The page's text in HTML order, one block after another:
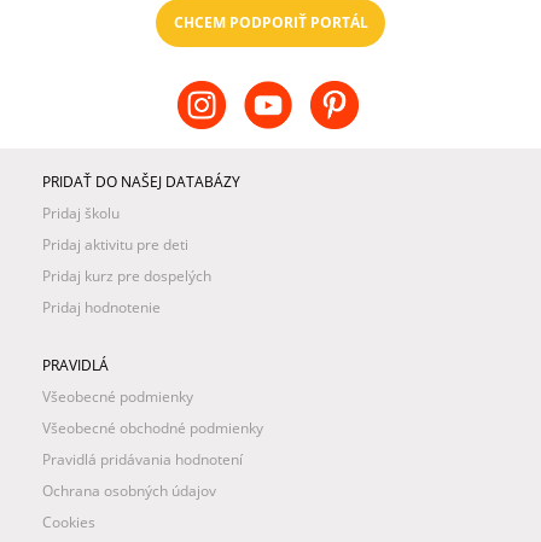
CHCEM PODPORIŤ PORTÁL
PRIDAŤ DO NAŠEJ DATABÁZY
Pridaj školu
Pridaj aktivitu pre deti
Pridaj kurz pre dospelých
Pridaj hodnotenie
PRAVIDLÁ
Všeobecné podmienky
Všeobecné obchodné podmienky
Pravidlá pridávania hodnotení
Ochrana osobných údajov
Cookies